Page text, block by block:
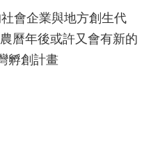
會企業與地方創生代
曆年後或許又會有新的
孵創計畫